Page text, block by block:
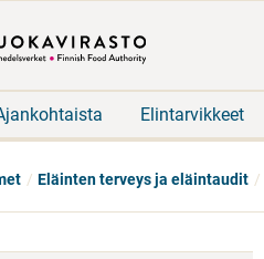
Elintarvikkeet
Eläinten terveys ja eläintaudit